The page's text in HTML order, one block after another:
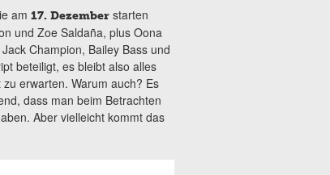
am 17. Dezemberstarten
und Zoe Saldaña, plus Oona
Champion, Bailey Bass und
beteiligt, es bleibt also alles
erwarten. Warum auch? Es
dass man beim Betrachten
Aber vielleicht kommt das